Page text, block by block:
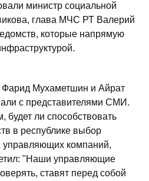
министр социальной
глава МЧС РТ Валерий
которые напрямую
Фарид Мухаметшин и Айрат
с представителями СМИ.
будет ли способствовать
в республике выбор
управляющих компаний,
"Наши управляющие
ставят перед собой